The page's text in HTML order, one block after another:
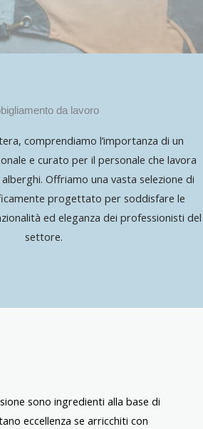
da lavoro
comprendiamo l’importanza di un
e curato per il personale che lavora
Offriamo una vasta selezione di
progettato per soddisfare le
ed eleganza dei professionisti del
settore.
sono ingredienti alla base di
eccellenza se arricchiti con